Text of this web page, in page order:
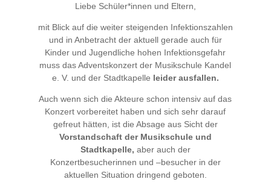
Liebe Schüler*innen und Eltern,
mit Blick auf die weiter steigenden Infektionszahlen
und in Anbetracht der aktuell gerade auch für
Kinder und Jugendliche hohen Infektionsgefahr
muss das Adventskonzert der Musikschule Kandel
e. V. und der Stadtkapelle leider ausfallen.
Auch wenn sich die Akteure schon intensiv auf das
Konzert vorbereitet haben und sich sehr darauf
gefreut hätten, ist die Absage aus Sicht der
Vorstandschaft der Musikschule und
Stadtkapelle, aber auch der
Konzertbesucherinnen und –besucher in der
aktuellen Situation dringend geboten.